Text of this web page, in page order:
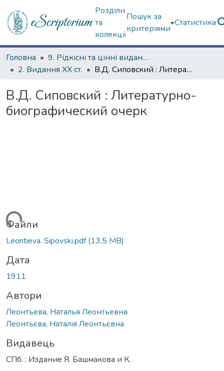
Розділи
та
колекції
Пошук за
критеріями
Статистика
Головна
9. Рідкісні та цінні видання
2. Видання ХХ ст.
В.Д. Сиповский : Литературно-биографический очерк
В.Д. Сиповский : Литературно-
биографический очерк
Файли
Leontieva. Sipovski.pdf(13,5 MB)
Дата
1911
Автори
Леонтьева, Наталья Леонтьевна
Леонтьєва, Наталія Леонтьєвна
Видавець
СПб. : Издание Я. Башмакова и К.